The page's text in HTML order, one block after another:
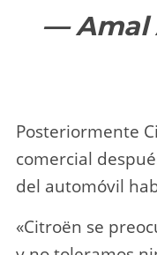
Posteriormente
comercial
del automóvil
«Citroën se